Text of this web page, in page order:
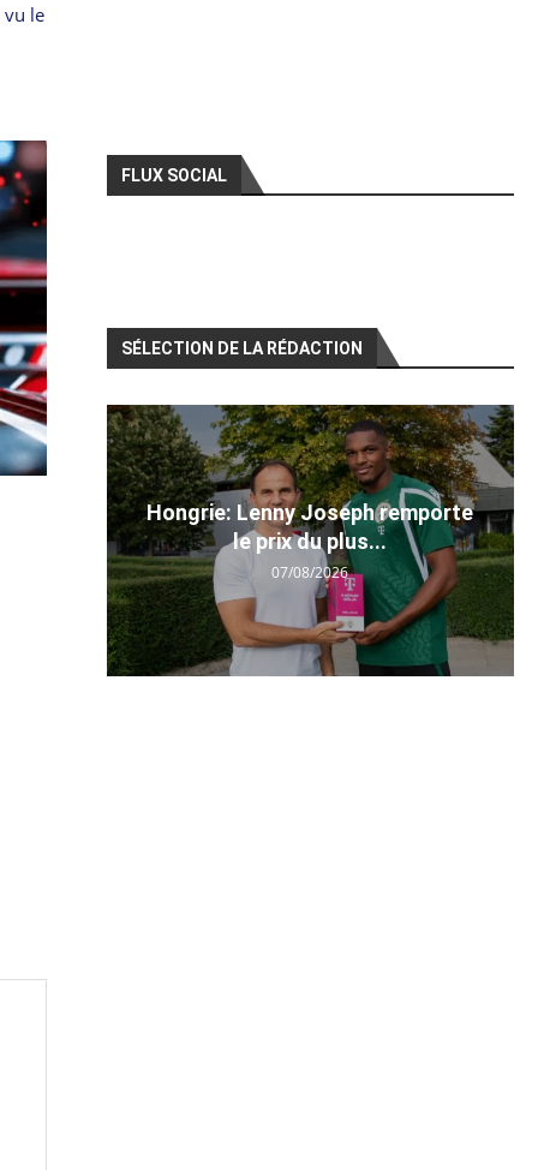
vu le
FLUX SOCIAL
SÉLECTION DE LA RÉDACTION
Hongrie: Lenny Joseph remporte
le prix du plus...
07/08/2026